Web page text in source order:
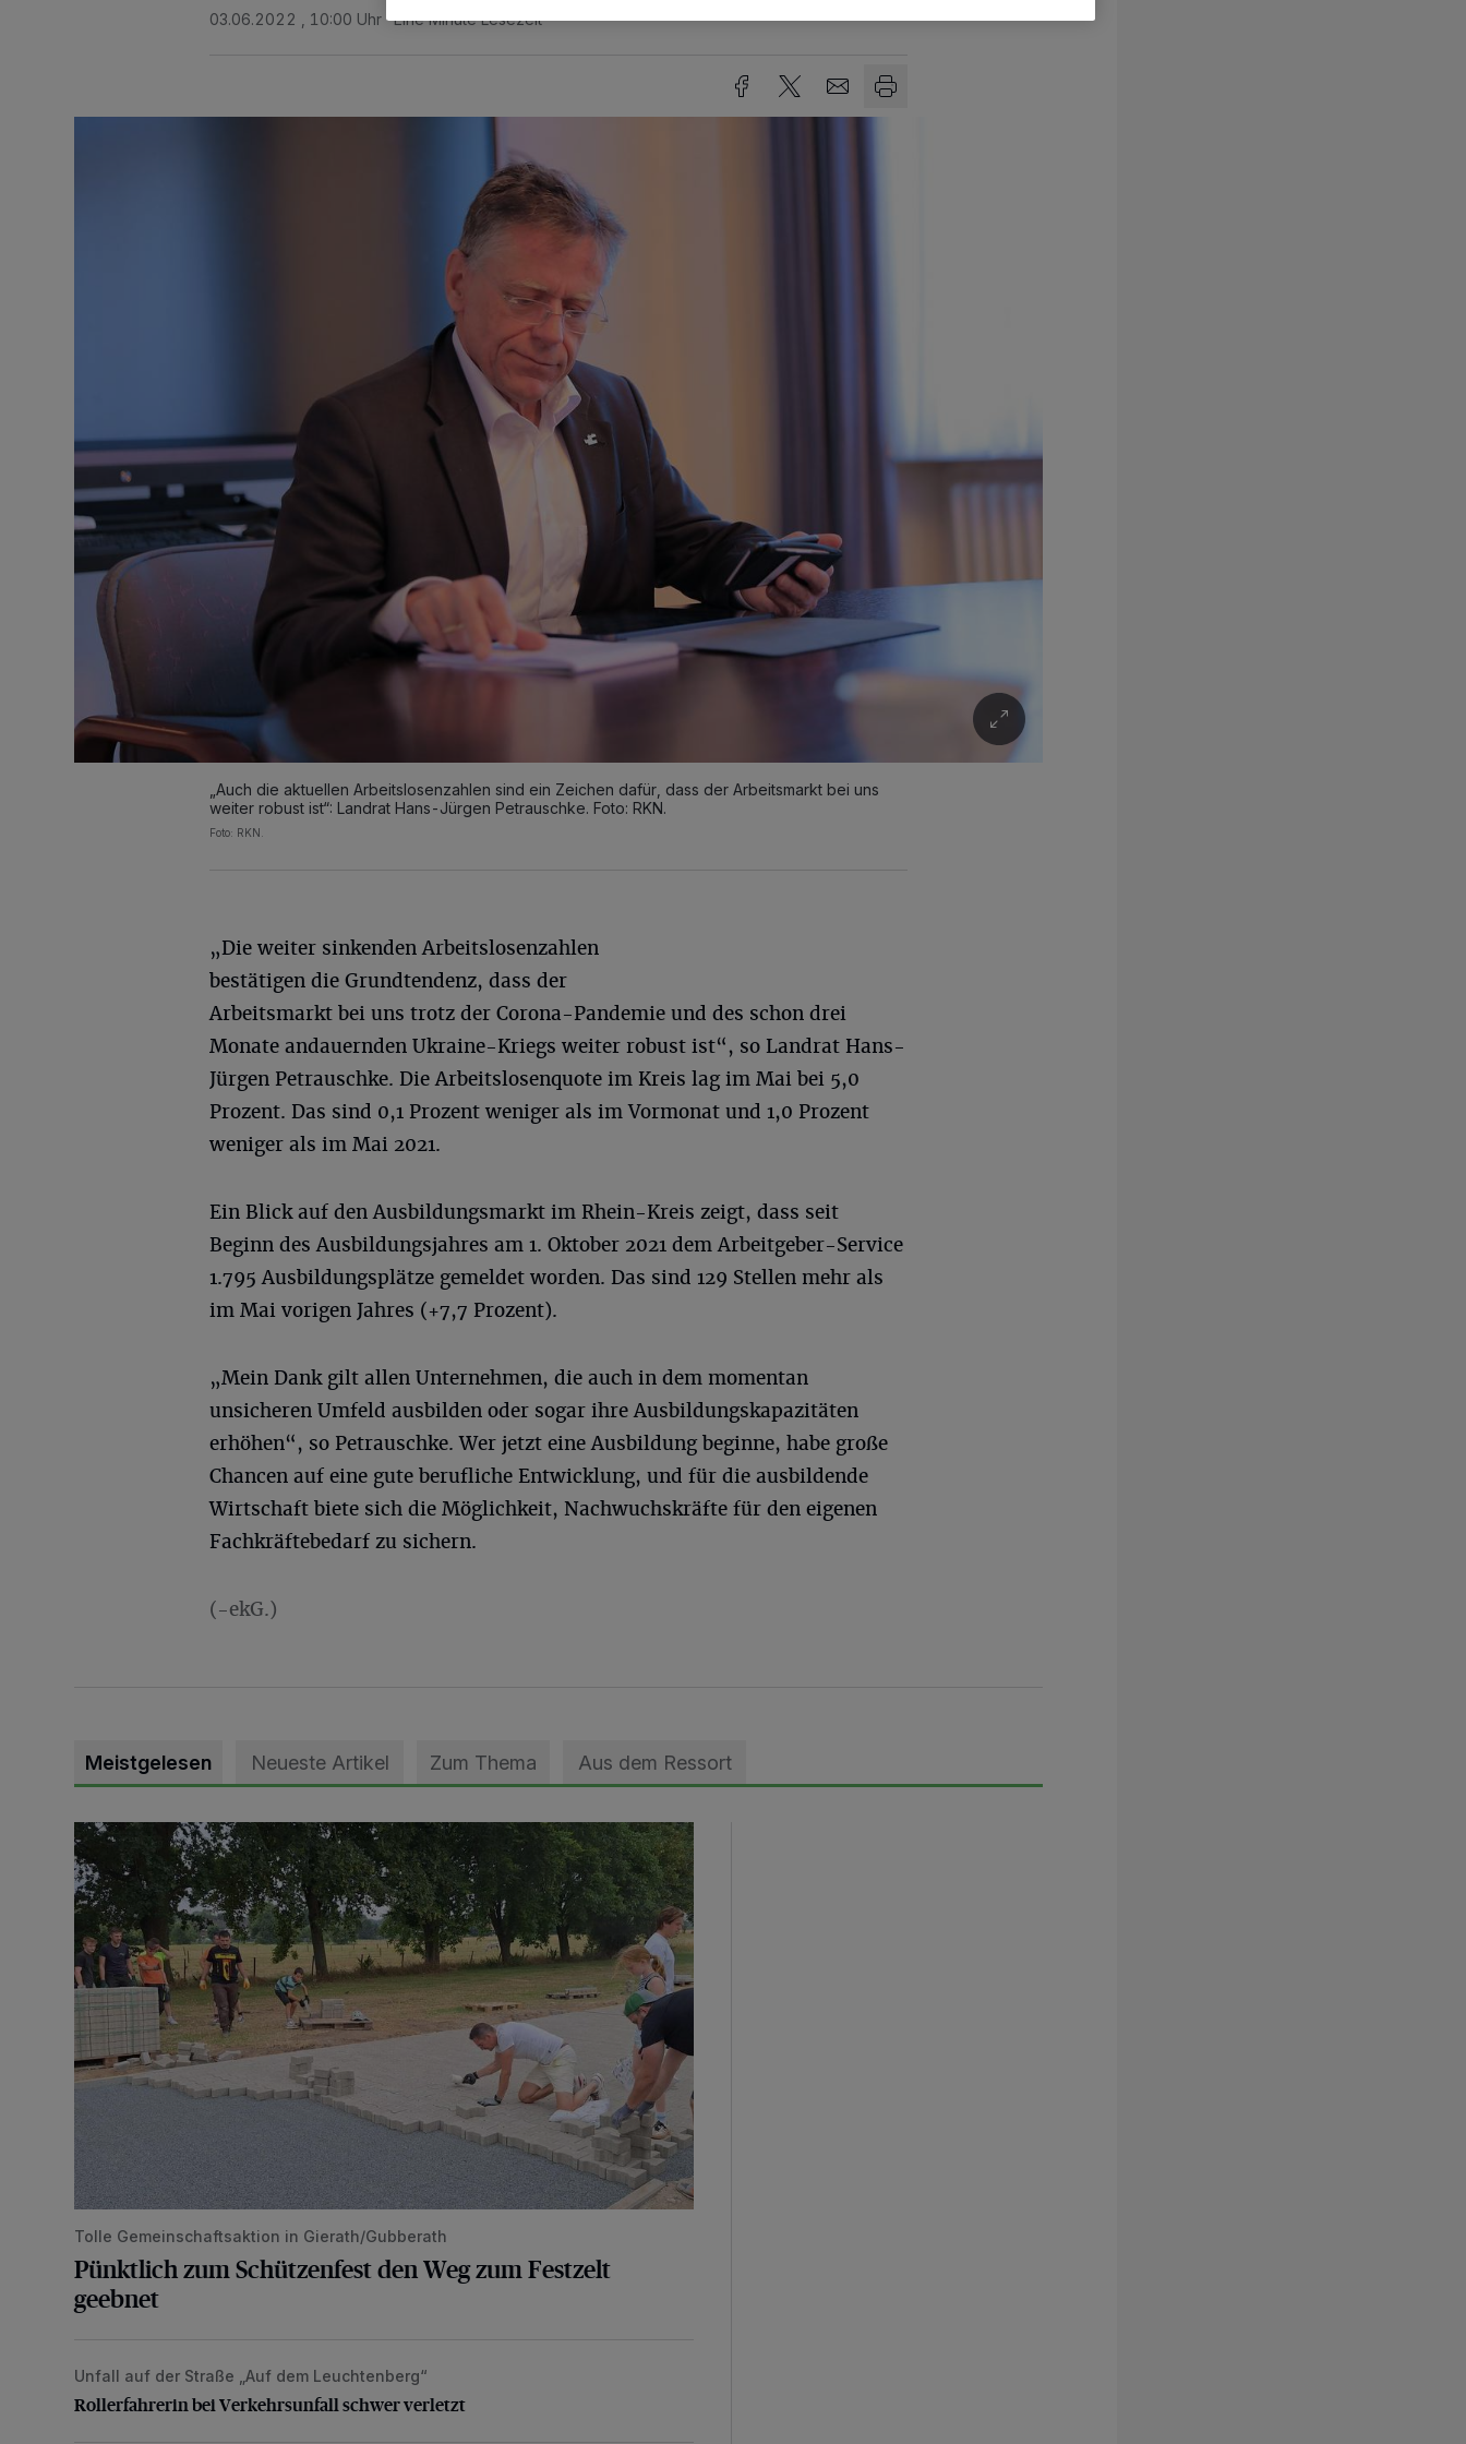
03.06.2022 , 10:00 Uhr Eine Minute Lesezeit
„Auch die aktuellen Arbeitslosenzahlen sind ein Zeichen dafür, dass der Arbeitsmarkt bei uns
weiter robust ist“: Landrat Hans-Jürgen Petrauschke. Foto: RKN.
Foto: RKN.
„Die weiter sinkenden Arbeitslosenzahlen
bestätigen die Grundtendenz, dass der
Arbeitsmarkt bei uns trotz der Corona-Pandemie und des schon drei
Monate andauernden Ukraine-Kriegs weiter robust ist“, so Landrat Hans-
Jürgen Petrauschke. Die Arbeitslosenquote im Kreis lag im Mai bei 5,0
Prozent. Das sind 0,1 Prozent weniger als im Vormonat und 1,0 Prozent
weniger als im Mai 2021.
Ein Blick auf den Ausbildungsmarkt im Rhein-Kreis zeigt, dass seit
Beginn des Ausbildungsjahres am 1. Oktober 2021 dem Arbeitgeber-Service
1.795 Ausbildungsplätze gemeldet worden. Das sind 129 Stellen mehr als
im Mai vorigen Jahres (+7,7 Prozent).
„Mein Dank gilt allen Unternehmen, die auch in dem momentan
unsicheren Umfeld ausbilden oder sogar ihre Ausbildungskapazitäten
erhöhen“, so Petrauschke. Wer jetzt eine Ausbildung beginne, habe große
Chancen auf eine gute berufliche Entwicklung, und für die ausbildende
Wirtschaft biete sich die Möglichkeit, Nachwuchskräfte für den eigenen
Fachkräftebedarf zu sichern.
(-ekG.)
Meistgelesen Neueste Artikel Zum Thema Aus dem Ressort
Pünktlich zum Schützenfest den Weg zum Festzelt geebnet
Tolle Gemeinschaftsaktion in Gierath/Gubberath
Pünktlich zum Schützenfest den Weg zum Festzelt
geebnet
Rollerfahrerin bei Verkehrsunfall schwer verletzt
Unfall auf der Straße „Auf dem Leuchtenberg“
Rollerfahrerin bei Verkehrsunfall schwer verletzt